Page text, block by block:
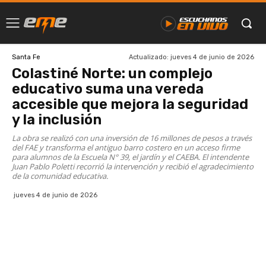
Santa Fe Actualizado: jueves 4 de junio de 2026
Colastiné Norte: un complejo
educativo suma una vereda
accesible que mejora la seguridad
y la inclusión
La obra se realizó con una inversión de 16 millones de pesos a través
del FAE y transforma el antiguo barro costero en un acceso firme
para alumnos de la Escuela N° 39, el jardín y el CAEBA. El intendente
Juan Pablo Poletti recorrió la intervención y recibió el agradecimiento
de la comunidad educativa.
jueves 4 de junio de 2026